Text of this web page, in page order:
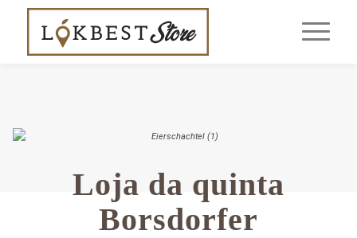
Loja da quinta
Borsdorfer